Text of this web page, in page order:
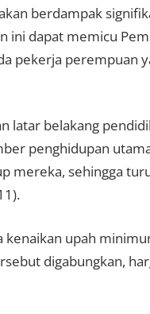
berdampak
ini dapat memicu
pekerja perempuan
latar belakang
penghidupan
mereka, sehingga
upah
digabungkan,